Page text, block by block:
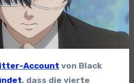
Account von Black
, dass die vierte